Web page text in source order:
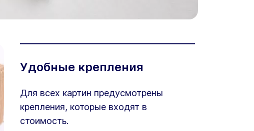
Удобные крепления
Для всех картин предусмотрены
крепления, которые входят в
стоимость.